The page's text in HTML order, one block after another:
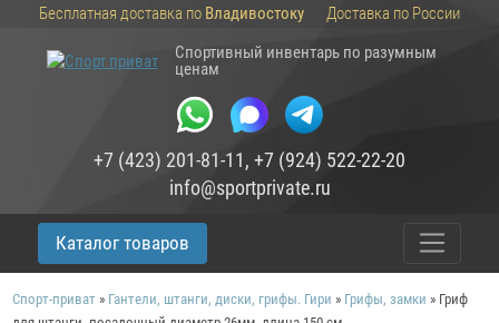
Бесплатная доставка по Владивостоку
Доставка по России
Спортивный инвентарь по разумным
ценам
+7 (423) 201-81-11, +7 (924) 522-22-20
info@sportprivate.ru
Каталог товаров
Спорт-приват » Гантели, штанги, диски, грифы. Гири » Грифы, замки » Гриф